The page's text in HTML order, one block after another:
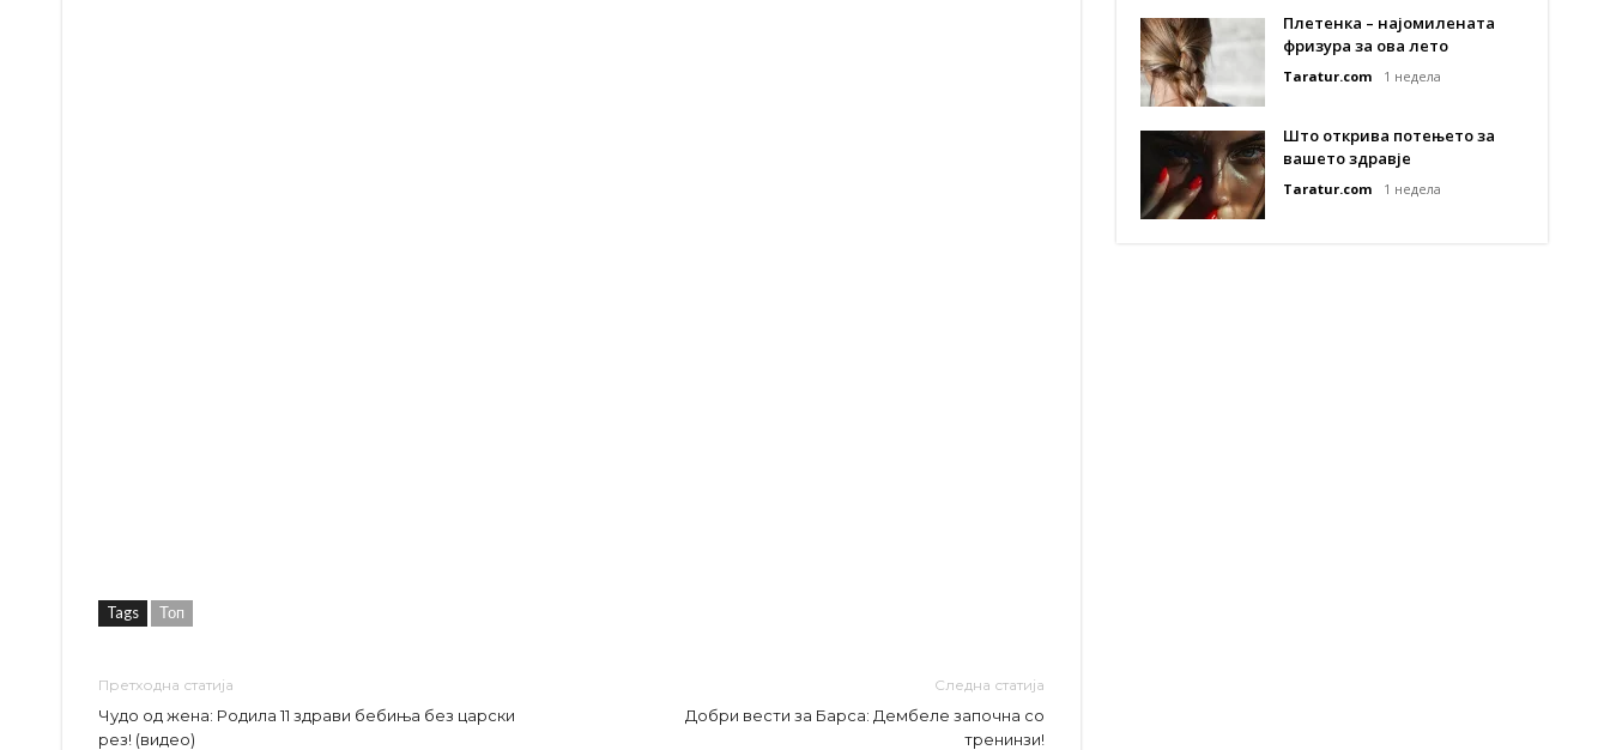
Tags Топ
Претходна статија
Чудо од жена: Родила 11 здрави бебиња без царски
рез! (видео)
Следна статија
Добри вести за Барса: Дембеле започна со
тренинзи!
Плетенка – најомилената
фризура за ова лето
Taratur.com 1 недела
Што открива потењето за
вашето здравје
Taratur.com 1 недела